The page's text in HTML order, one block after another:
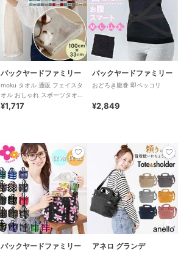
バックヤードファミリー
moku タオル 通販 フェイスタ
オル おしゃれ スポーツタオル
手ぬぐい 手拭い 銭湯 温泉 ジ
¥1,717
バックヤードファミリー
おどろき腹巻 即ペッコリ
¥2,849
バックヤードファミリー アネロ グランデ